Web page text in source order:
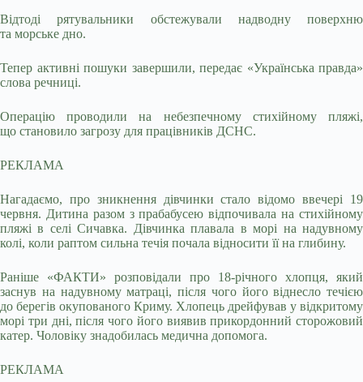
Відтоді рятувальники обстежували надводну поверхню
та морське дно.
Тепер активні пошуки завершили, передає «Українська правда»
слова речниці.
Операцію проводили на небезпечному стихійному пляжі,
що становило загрозу для працівників ДСНС.
РЕКЛАМА
Нагадаємо, про зникнення дівчинки стало відомо ввечері 19
червня. Дитина разом з прабабусею відпочивала на стихійному
пляжі в селі Сичавка. Дівчинка плавала в морі на надувному
колі, коли раптом сильна течія почала відносити її на глибину.
Раніше «ФАКТИ» розповідали про 18-річного хлопця, який
заснув на надувному матраці, після чого його віднесло течією
до берегів окупованого Криму. Хлопець дрейфував у відкритому
морі три дні, після чого його виявив прикордонний сторожовий
катер. Чоловіку знадобилась медична допомога.
РЕКЛАМА